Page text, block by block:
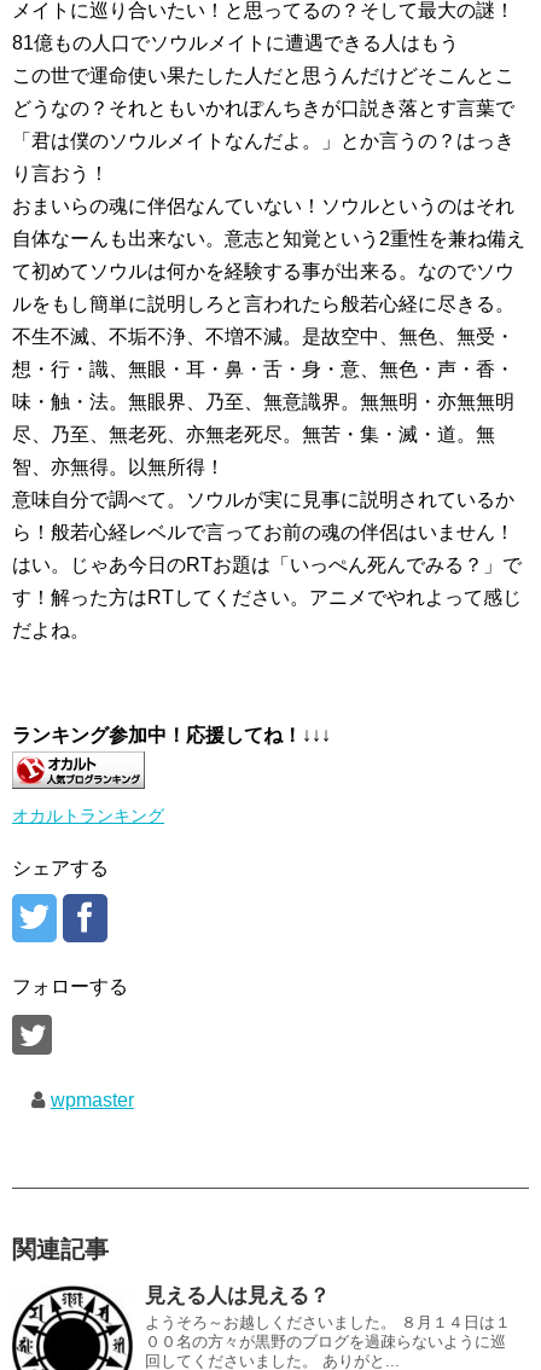
メイトに巡り合いたい！と思ってるの？そして最大の謎！
81億もの人口でソウルメイトに遭遇できる人はもう
この世で運命使い果たした人だと思うんだけどそこんとこ
どうなの？それともいかれぽんちきが口説き落とす言葉で
「君は僕のソウルメイトなんだよ。」とか言うの？はっき
り言おう！
おまいらの魂に伴侶なんていない！ソウルというのはそれ
自体なーんも出来ない。意志と知覚という2重性を兼ね備え
て初めてソウルは何かを経験する事が出来る。なのでソウ
ルをもし簡単に説明しろと言われたら般若心経に尽きる。
不生不滅、不垢不浄、不増不減。是故空中、無色、無受・
想・行・識、無眼・耳・鼻・舌・身・意、無色・声・香・
味・触・法。無眼界、乃至、無意識界。無無明・亦無無明
尽、乃至、無老死、亦無老死尽。無苦・集・滅・道。無
智、亦無得。以無所得！
意味自分で調べて。ソウルが実に見事に説明されているか
ら！般若心経レベルで言ってお前の魂の伴侶はいません！
はい。じゃあ今日のRTお題は「いっぺん死んでみる？」で
す！解った方はRTしてください。アニメでやれよって感じ
だよね。
ランキング参加中！応援してね！ ↓↓↓
オカルトランキング
シェアする
フォローする
wpmaster
関連記事
見える人は見える？
ようそろ～お越しくださいました。 ８月１４日は１
００名の方々が黒野のブログを過疎らないように巡
回してくださいました。 ありがと...